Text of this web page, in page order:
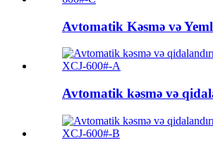
Avtomatik Kəsmə və
Avtomatik kəsmə və